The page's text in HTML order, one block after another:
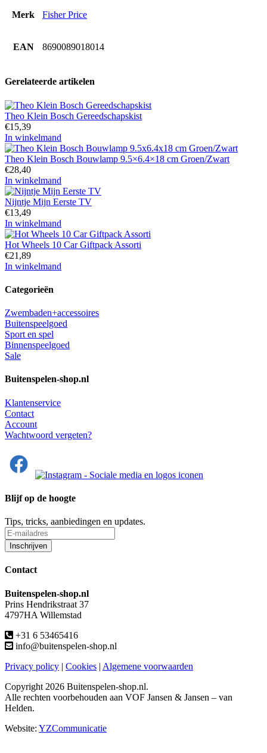
Merk Fisher Price
EAN 8690089018014
Gerelateerde artikelen
Theo Klein Bosch Gereedschapskist
€15,39
In winkelmand
Theo Klein Bosch Bouwlamp 9.5×6.4×18 cm Groen/Zwart
€28,40
In winkelmand
Nijntje Mijn Eerste TV
€13,49
In winkelmand
Hot Wheels 10 Car Giftpack Assorti
€21,89
In winkelmand
Categorieën
Zwembaden+accessoires
Buitenspeelgoed
Sport en spel
Binnenspeelgoed
Sale
Buitenspelen-shop.nl
Klantenservice
Contact
Account
Wachtwoord vergeten?
Blijf op de hoogte
Tips, tricks, aanbiedingen en updates.
Contact
Buitenspelen-shop.nl
Prins Hendrikstraat 37
4797HA Willemstad
+31 6 53465416
info@buitenspelen-shop.nl
Privacy policy | Cookies | Algemene voorwaarden
Copyright 2026 Buitenspelen-shop.nl.
Alle rechten voorbehouden aan VOF Jansen & Jansen – van
Helden.
Website: YZCommunicatie